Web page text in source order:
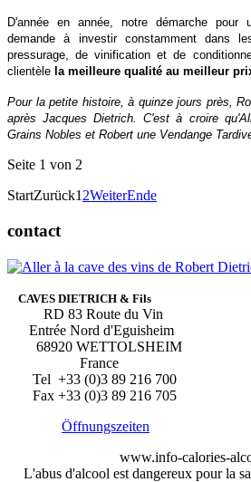
D'année en année, notre démarche pour
demande à investir constamment dans
pressurage, de vinification et de
clientèle la meilleure qualité au meilleur
Pour la petite histoire, à quinze jours près,
après Jacques Dietrich. C'est à croire
Grains Nobles et Robert une Vendange
Seite 1 von 2
StartZurück12WeiterEnde
contact
CAVES DIETRICH & Fils
RD 83 Route du Vin
Entrée Nord d'Eguisheim
68920 WETTOLSHEIM
France
Tel +33 (0)3 89 216 700
Fax +33 (0)3 89 216 705
Öffnungszeiten
www.info-calories-
L'abus d'alcool est dangereux pour la